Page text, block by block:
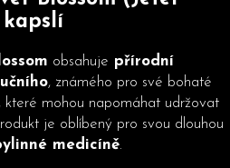
obsahuje přírodní
, známého pro své bohaté
které mohou napomáhat udržovat
je oblíbený pro svou dlouhou
medicíně.